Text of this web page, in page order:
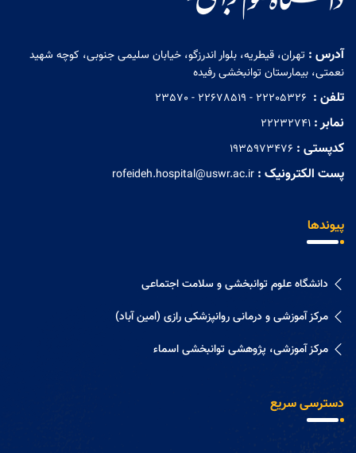
آدرس : تهران، قیطریه، بلوار اندرزگو، خیابان سلیمی جنوبی، کوچه شهید
نعمتی، بیمارستان توانبخشی رفیده
تلفن :
نمابر : 22232741
کدپستی : 1935973476
پست الکترونیک : rofeideh.hospital@uswr.ac.ir
پیوندها
دانشگاه علوم توانبخشی و سلامت اجتماعی
مرکز آموزشی و درمانی روانپزشکی رازی (امین آباد)
مرکز آموزشی، پژوهشی توانبخشی اسماء
دسترسی سریع